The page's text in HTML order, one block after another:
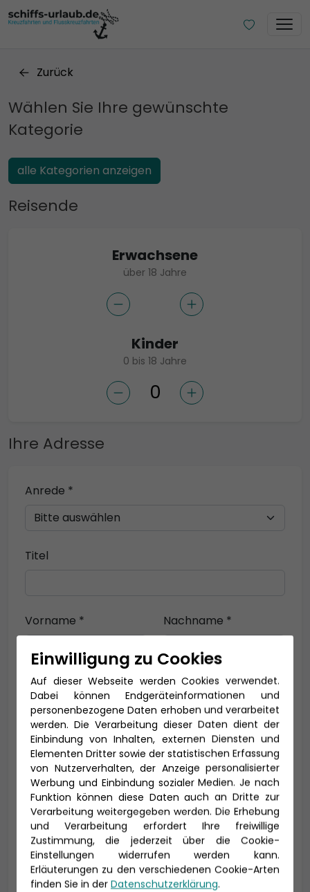
Zurück
Wählen Sie Ihre gewünschte
Kategorie
alle Kategorien anzeigen
Reisende
Erwachsene
über 18 Jahre
Kinder
0 bis 18 Jahre
Ihre Adresse
Anrede *
Titel
Vorname * Nachname *
E-Mail *
Telefon *
Geburtsdatum
Einwilligung zu Cookies
Auf dieser Webseite werden Cookies verwendet.
Dabei können Endgeräteinformationen und
personenbezogene Daten erhoben und verarbeitet
werden. Die Verarbeitung dieser Daten dient der
Einbindung von Inhalten, externen Diensten und
Elementen Dritter sowie der statistischen Erfassung
von Nutzerverhalten, der Anzeige personalisierter
Werbung und Einbindung sozialer Medien. Je nach
Funktion können diese Daten auch an Dritte zur
Verarbeitung weitergegeben werden. Die Erhebung
und Verarbeitung erfordert Ihre freiwillige
Zustimmung, die jederzeit über die Cookie-
Einstellungen widerrufen werden kann.
Erläuterungen zu den verschiedenen Cookie-Arten
finden Sie in der Datenschutzerklärung.